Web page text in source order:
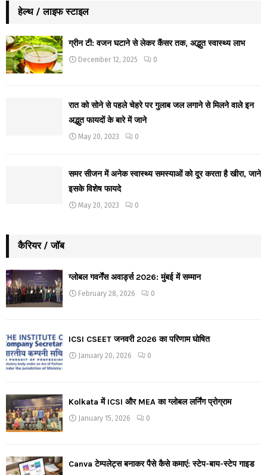
हेल्थ / लाइफ स्टाइल
ग्रीन टी: वजन घटाने से लेकर कैंसर तक, अद्भुत स्वास्थ्य लाभ
December 12, 2025 0
रात को सोने से पहले चेहरे पर गुलाब जल लगाने से मिलने वाले इन
अद्भुत फायदों के बारे में जाने
May 20, 2023 0
समर सीजन में अनेक स्वास्थ्य समस्याओं को दूर करता है खीरा, जाने
इसके विशेष फायदे
May 20, 2023 0
कैरियर / जॉब
ग्लोबल गवर्नेंस अवार्ड्स 2026: मुंबई में सम्मान
February 28, 2026 0
ICSI CSEET जनवरी 2026 का परिणाम घोषित
January 20, 2026 0
Kolkata में ICSI और MEA का ग्लोबल लर्निंग प्रोग्राम
January 15, 2026 0
Canva टेम्पलेट्स बनाकर पैसे कैसे कमाएं: स्टेप-बाय-स्टेप गाइड